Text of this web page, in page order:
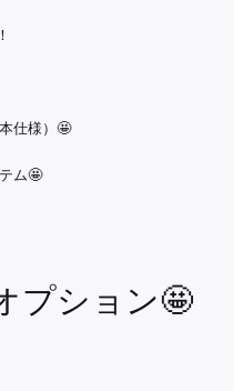
！
仕様）🤩
ム🤩
プション🤩